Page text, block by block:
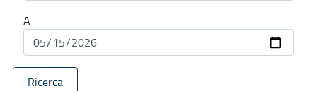
A
Ricerca